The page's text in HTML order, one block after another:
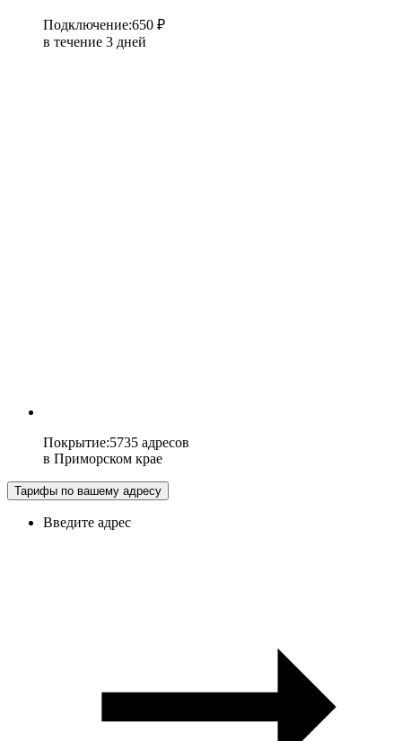
Подключение:650 ₽
в течение 3 дней
Покрытие:5735 адресов
в Приморском крае
Тарифы по вашему адресу
Введите адрес